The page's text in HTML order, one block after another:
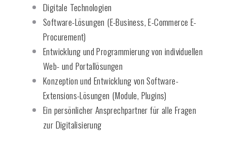
Digitale Technologien
Software-Lösungen (E-Business, E-Commerce E-
Procurement)
Entwicklung und Programmierung von individuellen
Web- und Portallösungen
Konzeption und Entwicklung von Software-
Extensions-Lösungen (Module, Plugins)
Ein persönlicher Ansprechpartner für alle Fragen
zur Digitalisierung